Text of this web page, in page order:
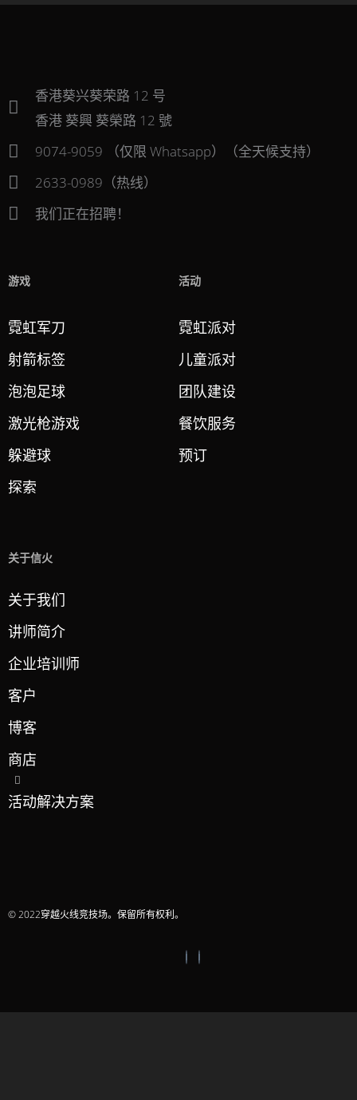
香港葵兴葵荣路 12 号
香港 葵興 葵榮路 12 號
9074-9059 （仅限 Whatsapp）（全天候支持）
2633-0989（热线）
我们正在招聘！
游戏
霓虹军刀
射箭标签
泡泡足球
激光枪游戏
躲避球
探索
活动
霓虹派对
儿童派对
团队建设
餐饮服务
预订
关于信火
关于我们
讲师简介
企业培训师
客户
博客
商店
活动解决方案
© 2022穿越火线竞技场。保留所有权利。